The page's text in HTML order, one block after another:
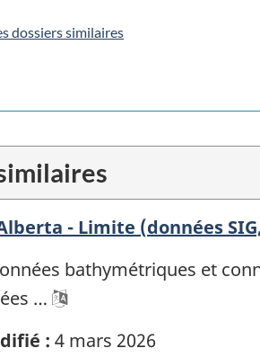
dossiers similaires
- Limite (données
bathymétriques et
…
: 4 mars 2026